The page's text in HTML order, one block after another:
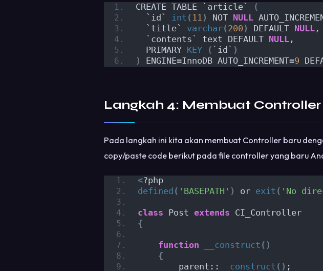
CREATE TABLE `article`
(
  `id`
int ( 11 ) NOT NULL
  `title`
varchar(200 ) DEFAULT NULL,
  `contents` text DEFAULT
NULL,
  PRIMARY
KEY ( `id` )
)
ENGINE=InnoDB AUTO_INCREMENT=9
Langkah 4: Membuat Controller
Pada langkah ini kita akan membuat Controller baru
copy/paste code berikut pada file controller yang baru
<?php
defined ( 'BASEPATH' ) or exit ( 'No
class Post extends CI_Controller
{
function __construct ()
{
        parent::
__construct () ;